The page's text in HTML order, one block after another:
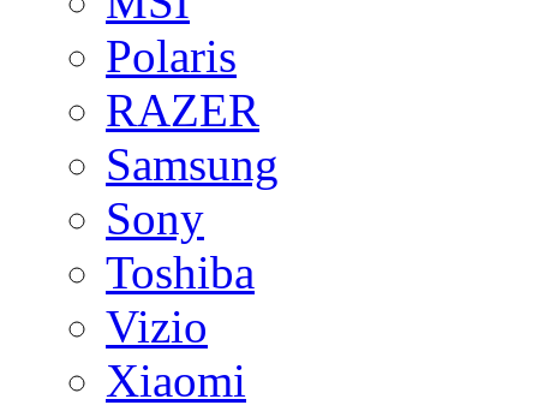
Polaris
RAZER
Samsung
Sony
Toshiba
Vizio
Xiaomi